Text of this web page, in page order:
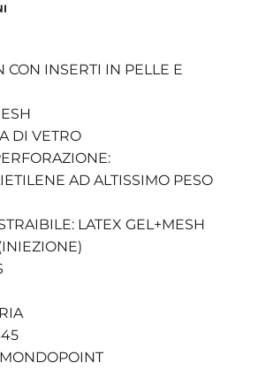
CON INSERTI IN PELLE E
DI VETRO
AD ALTISSIMO PESO
LATEX GEL+MESH
MONDOPOINT